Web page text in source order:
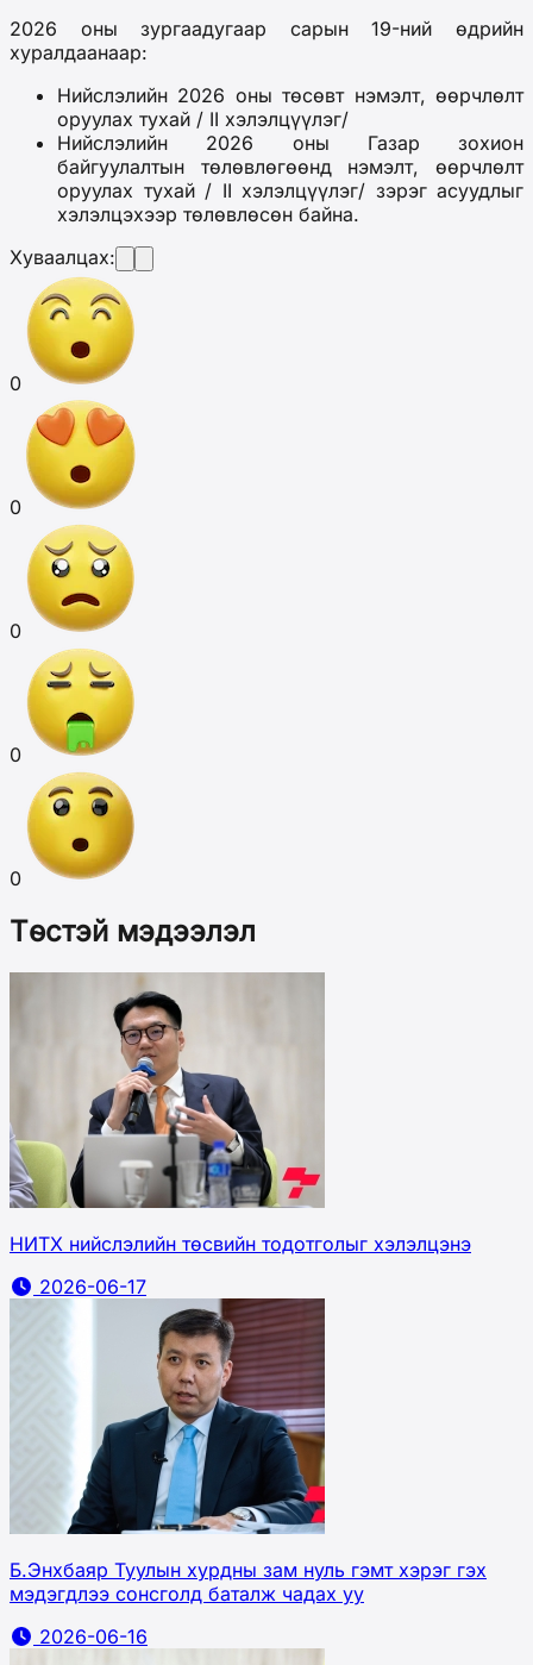
2026 оны зургаадугаар сарын 19-ний өдрийн
хуралдаанаар:
Нийслэлийн 2026 оны төсөвт нэмэлт, өөрчлөлт
оруулах тухай / II хэлэлцүүлэг/
Нийслэлийн 2026 оны Газар зохион
байгуулалтын төлөвлөгөөнд нэмэлт, өөрчлөлт
оруулах тухай / II хэлэлцүүлэг/ зэрэг асуудлыг
хэлэлцэхээр төлөвлөсөн байна.
Хуваалцах:
0
0
0
0
0
Төстэй мэдээлэл
НИТХ нийслэлийн төсвийн тодотголыг хэлэлцэнэ
2026-06-17
Б.Энхбаяр Туулын хурдны зам нуль гэмт хэрэг гэх
мэдэгдлээ сонсголд баталж чадах уу
2026-06-16